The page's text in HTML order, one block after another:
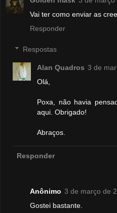
Vai ter como enviar as
Responder
Respostas
Alan Quadros 3 de
Olá,
Poxa, não havia
aqui. Obrigado!
Abraços.
Responder
Anônimo 3 de março de
Gostei bastante.